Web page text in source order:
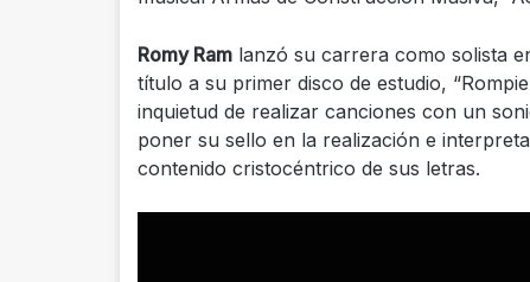
Romy Ramlanzó su carrera como solista
título a su primer disco de estudio,
inquietud de realizar canciones con un
poner su sello en la realización e
contenido cristocéntrico de sus letras.